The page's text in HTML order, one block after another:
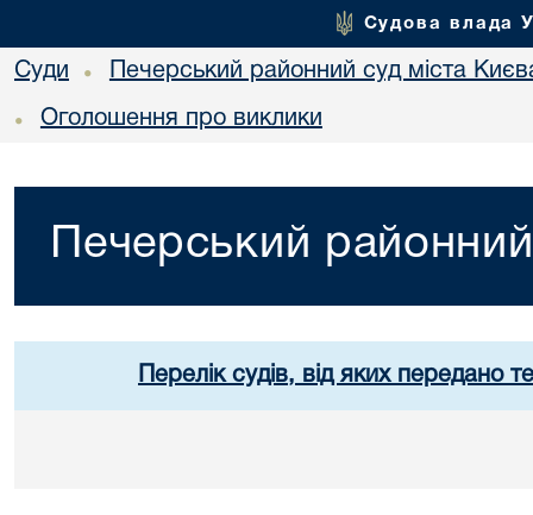
Судова влада
Суди • Печерський районний суд міста
• Оголошення про виклики
Печерський
Перелік судів, від яких передано